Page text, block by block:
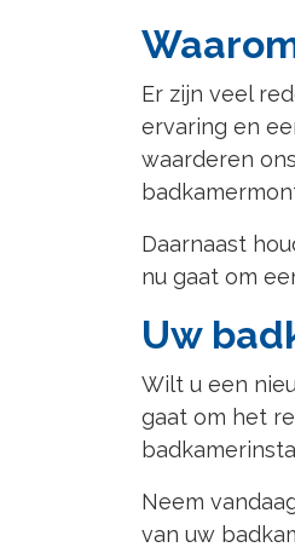
Er zijn veel
ervaring en
waarderen
Daarnaast
nu gaat om
Uw
Wilt u een
gaat om het
Neem
van uw